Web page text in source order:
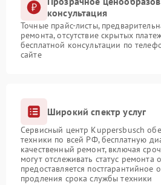
консультация
Точные прайс-листы,
ремонта, отсутствие скрытых
бесплатной консультации по
сайте
Широкий спектр услуг
Сервисный центр Kuppersbusch
техники по всей РФ, бесплатную
качественный ремонт, включая
могут отслеживать статус ремонта
предоставляется постгарантийное
продления срока службы техники